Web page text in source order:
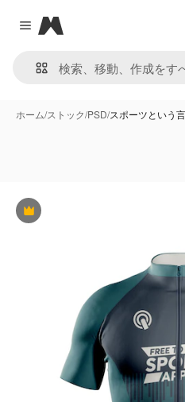
Close menu
Magnific
ホーム/ストック/PSD/スポーツという
Premium